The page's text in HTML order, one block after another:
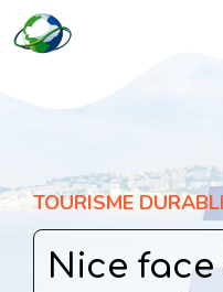
Aller
au
TOURISME
Nice face